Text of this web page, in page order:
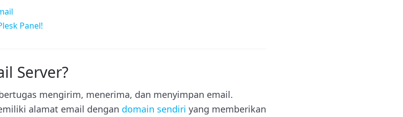
Panel!
Server?
mengirim, menerima, dan menyimpan email.
alamat email dengan domain sendiri yang memberikan